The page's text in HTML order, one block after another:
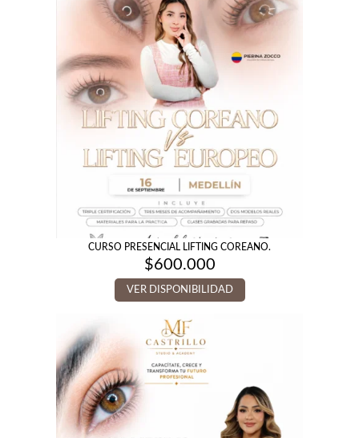
hasta
$400.000
CURSO PRESENCIAL LIFTING COREANO.
$600.000
VER DISPONIBILIDAD